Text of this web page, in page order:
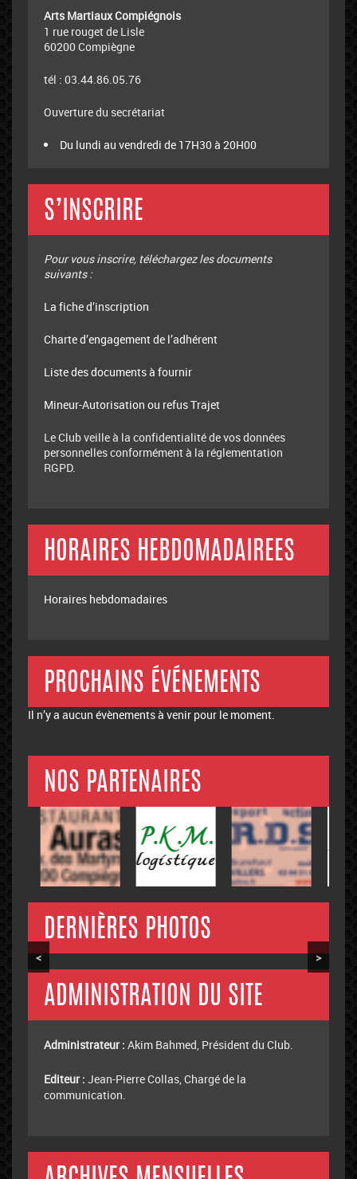
Arts Martiaux Compiégnois
1 rue rouget de Lisle
60200 Compiègne
tél : 03.44.86.05.76
Ouverture du secrétariat
Du lundi au vendredi de 17H30 à 20H00
S’INSCRIRE
Pour vous inscrire, téléchargez les documents
suivants :
La fiche d’inscription
Charte d’engagement de l’adhérent
Liste des documents à fournir
Mineur-Autorisation ou refus Trajet
Le Club veille à la confidentialité de vos données
personnelles conformément à la réglementation
RGPD.
HORAIRES HEBDOMADAIREES
Horaires hebdomadaires
PROCHAINS ÉVÉNEMENTS
Il n’y a aucun évènements à venir pour le moment.
NOS PARTENAIRES
DERNIÈRES PHOTOS
< >
ADMINISTRATION DU SITE
Administrateur : Akim Bahmed, Président du Club.
Editeur : Jean-Pierre Collas, Chargé de la
communication.